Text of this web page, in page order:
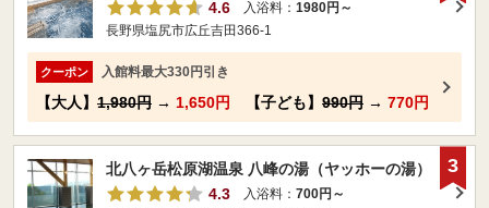
4.6
入浴料： 1980円～
長野県塩尻市広丘吉田366-1
クーポン 入館料最大330円引き
【大人】 1,980円 → 1,650円 【子ども】 990円 → 770円
北八ヶ岳松原湖温泉 八峰の湯（ヤッホーの湯）
4.3
入浴料： 700円～
3